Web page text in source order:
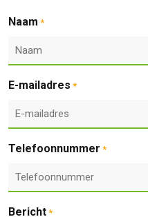
Naam *
E-mailadres *
Telefoonnummer *
Bericht *